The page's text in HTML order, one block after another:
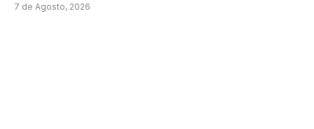
7 de Agosto, 2026